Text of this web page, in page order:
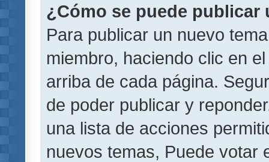
¿Cómo se puede publicar
Para publicar un nuevo
miembro, haciendo clic en
arriba de cada página.
de poder publicar y
una lista de acciones
nuevos temas, Puede votar